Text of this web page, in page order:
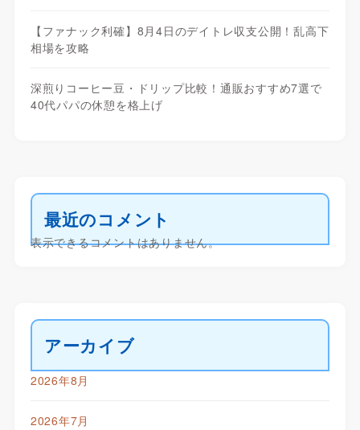
【ファナック利確】8月4日のデイトレ収支公開！乱高下
相場を攻略
深煎りコーヒー豆・ドリップ比較！通販おすすめ7選で
40代パパの休憩を格上げ
最近のコメント
表示できるコメントはありません。
アーカイブ
2026年8月
2026年7月